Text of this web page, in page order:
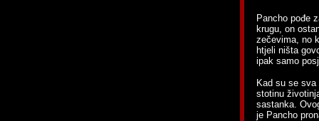
Pancho pođe
krugu, on
zečevima, no
htjeli ništa
ipak samo
Kad su se sva
stotinu
sastanka.
je Pancho